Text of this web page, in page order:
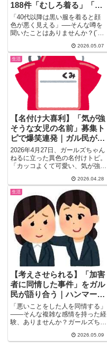
188件「むしろ着る」「黒
しか着ない」｜くすみ顔・
パーソナルカラー・ネイビ
ー卒業組まで
「40代以降は黒い服を着ると顔
色が悪く見える」──そんな噂を
聞いたことはありませんか？(´ω
2026.05.07
生活
【名付け大喜利】「気が強
そうな女児の名前」募集ト
ピで爆笑連発｜ガル民が真
顔で繰り出す”強さ”の傾向
と理論
2026年4月27日、ガールズちゃん
ねるに立った異色の名付けトピ。
「カッコよくて可愛い、気が強そ
2026.04.28
生活
【考えさせられる】「加害
者に同情した事件」をガル
民が語り合う｜ハンマーお
じさん・農水省次官・教育
虐待…助けを求めても届か
ない社会の闇
「悪いことをした人を同情する」
——そんな複雑な感情を持った経
験、ありませんか？ガールズちゃ
2026.05.09